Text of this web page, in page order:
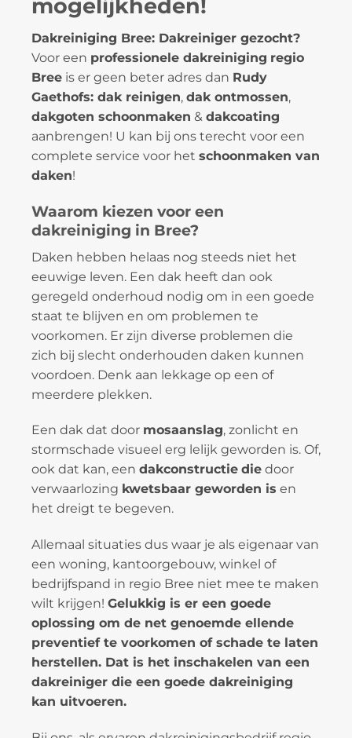
mogelijkheden!
Dakreiniging Bree: Dakreiniger gezocht?
Voor een professionele dakreiniging regio
Bree is er geen beter adres dan Rudy
Gaethofs: dak reinigen, dak ontmossen,
dakgoten schoonmaken & dakcoating
aanbrengen! U kan bij ons terecht voor een
complete service voor het schoonmaken van
daken!
Waarom kiezen voor een
dakreiniging in Bree?
Daken hebben helaas nog steeds niet het
eeuwige leven. Een dak heeft dan ook
geregeld onderhoud nodig om in een goede
staat te blijven en om problemen te
voorkomen. Er zijn diverse problemen die
zich bij slecht onderhouden daken kunnen
voordoen. Denk aan lekkage op een of
meerdere plekken.
Een dak dat door mosaanslag, zonlicht en
stormschade visueel erg lelijk geworden is. Of,
ook dat kan, een dakconstructie die door
verwaarlozing kwetsbaar geworden is en
het dreigt te begeven.
Allemaal situaties dus waar je als eigenaar van
een woning, kantoorgebouw, winkel of
bedrijfspand in regio Bree niet mee te maken
wilt krijgen! Gelukkig is er een goede
oplossing om de net genoemde ellende
preventief te voorkomen of schade te laten
herstellen. Dat is het inschakelen van een
dakreiniger die een goede dakreiniging
kan uitvoeren.